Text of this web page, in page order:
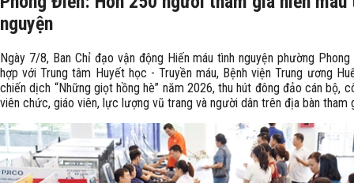
nguyện
Ngày 7/8, Ban Chỉ đạo vận động Hiến máu tình nguyện phường
hợp với Trung tâm Huyết học - Truyền máu, Bệnh viện Trung ương
chiến dịch “Những giọt hồng hè” năm 2026, thu hút đông đảo cán bộ,
viên chức, giáo viên, lực lượng vũ trang và người dân trên địa bàn tham